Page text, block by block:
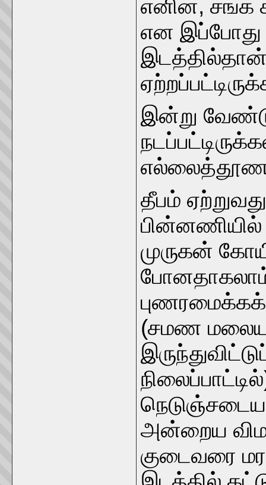
எனின், சங்க
என இப்போது
இடத்தில்தான்
இன்று
தீபம்
பின்னணியில்
முருகன்
(சமண
அன்றைய
குடைவரை